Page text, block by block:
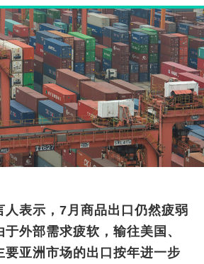
人表示，7月商品出口仍然疲弱
外部需求疲软，输往美国、
要亚洲市场的出口按年进一步